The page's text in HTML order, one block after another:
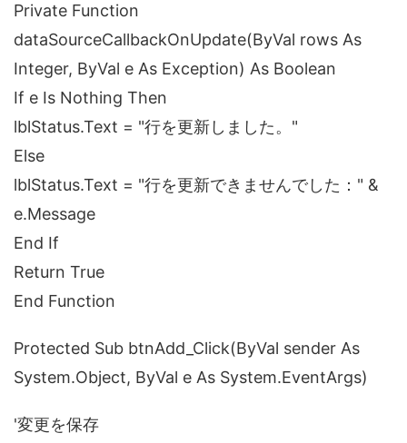
Private Function
dataSourceCallbackOnUpdate(ByVal rows As
Integer, ByVal e As Exception) As Boolean
If e Is Nothing Then
lblStatus.Text = "行を更新しました。"
Else
lblStatus.Text = "行を更新できませんでした：" &
e.Message
End If
Return True
End Function
Protected Sub btnAdd_Click(ByVal sender As
System.Object, ByVal e As System.EventArgs)
'変更を保存